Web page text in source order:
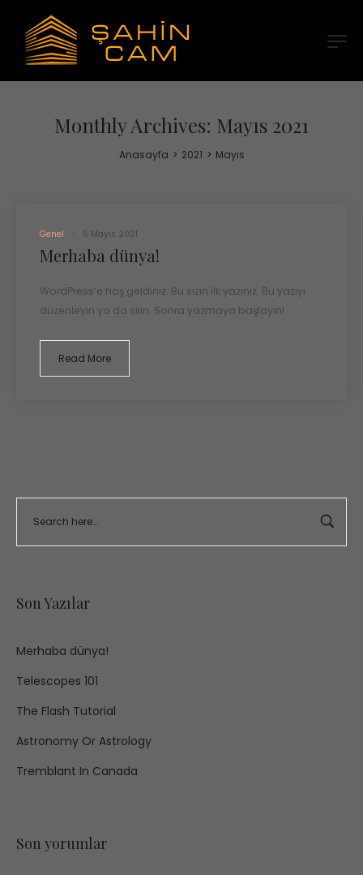
Monthly Archives: Mayıs 2021
Anasayfa > 2021 > Mayıs
Son Yazılar
Merhaba dünya!
Telescopes 101
The Flash Tutorial
Astronomy Or Astrology
Tremblant In Canada
Son yorumlar
Genel 5 Mayıs 2021
Merhaba dünya!
WordPress’e hoş geldiniz. Bu sizin ilk yazınız. Bu yazıyı
düzenleyin ya da silin. Sonra yazmaya başlayın!
Read More